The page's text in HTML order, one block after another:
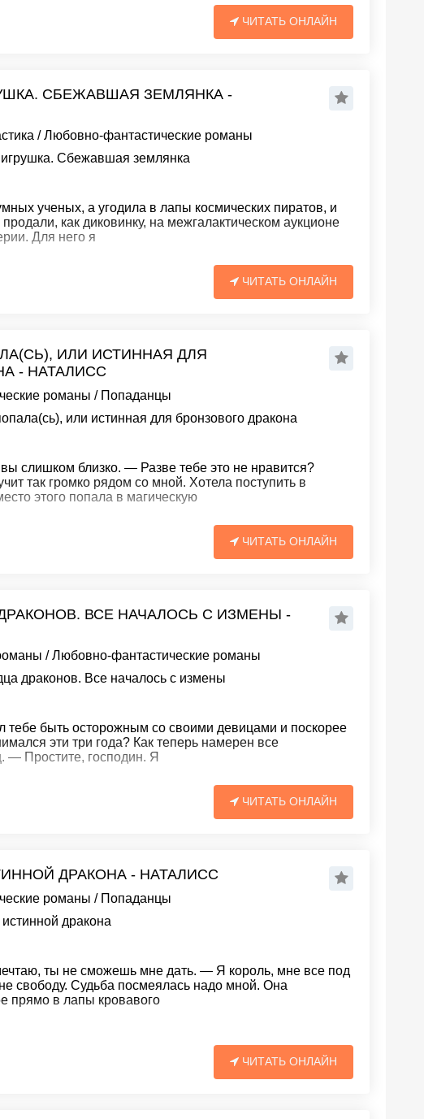
ЧИТАТЬ ОНЛАЙН
СБЕЖАВШАЯ ЗЕМЛЯНКА -
/Любовно-фантастические романы
Сбежавшая землянка
ученых, а угодила в лапы космических пиратов, и
как диковинку, на межгалактическом аукционе
Для него я
ЧИТАТЬ ОНЛАЙН
ИЛИ ИСТИННАЯ ДЛЯ
- НАТАЛИСС
романы / Попаданцы
или истинная для бронзового дракона
слишком близко. — Разве тебе это не нравится?
так громко рядом со мной. Хотела поступить в
этого попала в магическую
ЧИТАТЬ ОНЛАЙН
ВСЕ НАЧАЛОСЬ С ИЗМЕНЫ -
/Любовно-фантастические романы
драконов. Все началось с измены
быть осторожным со своими девицами и поскорее
эти три года? Как теперь намерен все
— Простите, господин. Я
ЧИТАТЬ ОНЛАЙН
ДРАКОНА - НАТАЛИСС
романы / Попаданцы
дракона
ты не сможешь мне дать. — Я король, мне все под
свободу. Судьба посмеялась надо мной. Она
прямо в лапы кровавого
ЧИТАТЬ ОНЛАЙН